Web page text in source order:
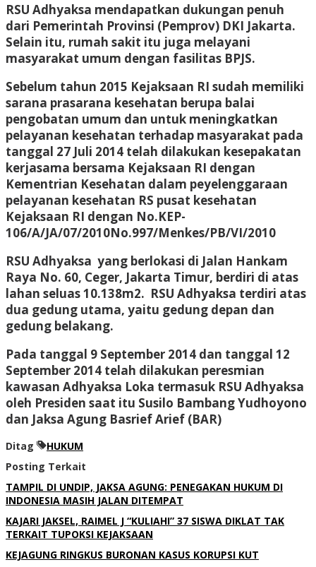
RSU Adhyaksa mendapatkan dukungan penuh
dari Pemerintah Provinsi (Pemprov) DKI Jakarta.
Selain itu, rumah sakit itu juga melayani
masyarakat umum dengan fasilitas BPJS.
Sebelum tahun 2015 Kejaksaan RI sudah memiliki
sarana prasarana kesehatan berupa balai
pengobatan umum dan untuk meningkatkan
pelayanan kesehatan terhadap masyarakat pada
tanggal 27 Juli 2014 telah dilakukan kesepakatan
kerjasama bersama Kejaksaan RI dengan
Kementrian Kesehatan dalam peyelenggaraan
pelayanan kesehatan RS pusat kesehatan
Kejaksaan RI dengan No.KEP-
106/A/JA/07/2010No.997/Menkes/PB/VI/2010
RSU Adhyaksa yang berlokasi di Jalan Hankam
Raya No. 60, Ceger, Jakarta Timur, berdiri di atas
lahan seluas 10.138m2. RSU Adhyaksa terdiri atas
dua gedung utama, yaitu gedung depan dan
gedung belakang.
Pada tanggal 9 September 2014 dan tanggal 12
September 2014 telah dilakukan peresmian
kawasan Adhyaksa Loka termasuk RSU Adhyaksa
oleh Presiden saat itu Susilo Bambang Yudhoyono
dan Jaksa Agung Basrief Arief (BAR)
Ditag
HUKUM
Posting Terkait
TAMPIL DI UNDIP, JAKSA AGUNG: PENEGAKAN HUKUM DI
INDONESIA MASIH JALAN DITEMPAT
KAJARI JAKSEL, RAIMEL J “KULIAHI” 37 SISWA DIKLAT TAK
TERKAIT TUPOKSI KEJAKSAAN
KEJAGUNG RINGKUS BURONAN KASUS KORUPSI KUT